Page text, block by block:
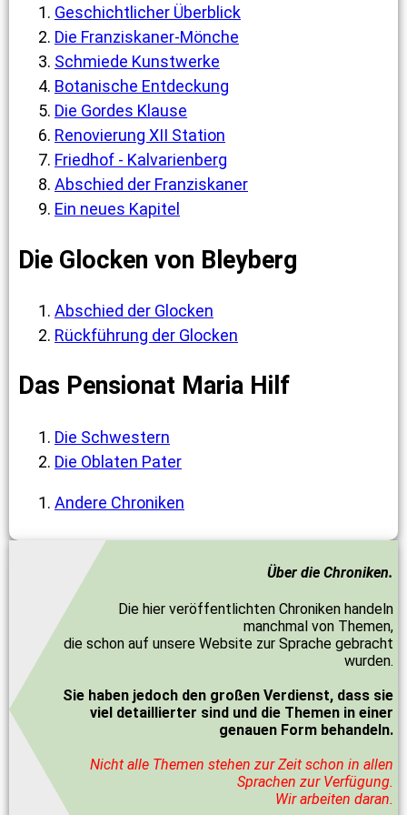
Geschichtlicher Überblick
Die Franziskaner-Mönche
Schmiede Kunstwerke
Botanische Entdeckung
Die Gordes Klause
Renovierung XII Station
Friedhof - Kalvarienberg
Abschied der Franziskaner
Ein neues Kapitel
Die Glocken von Bleyberg
Abschied der Glocken
Rückführung der Glocken
Das Pensionat Maria Hilf
Die Schwestern
Die Oblaten Pater
Andere Chroniken
Über die Chroniken.
Die hier veröffentlichten Chroniken handeln
manchmal von Themen,
die schon auf unsere Website zur Sprache gebracht
wurden.
Sie haben jedoch den großen Verdienst, dass sie
viel detaillierter sind und die Themen in einer
genauen Form behandeln.
Nicht alle Themen stehen zur Zeit schon in allen
Sprachen zur Verfügung.
Wir arbeiten daran.